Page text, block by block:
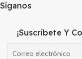
Síganos
¡Suscríbete Y